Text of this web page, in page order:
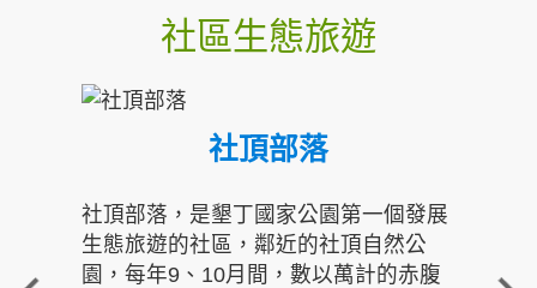
社區生態旅遊
社頂部落
社頂部落，是墾丁國家公園第一個發展
生態旅遊的社區，鄰近的社頂自然公
園，每年9、10月間，數以萬計的赤腹
重